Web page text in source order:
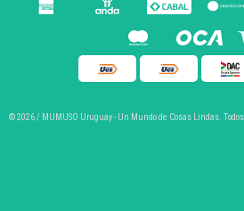
© 2026 / MUMUSO Uruguay - Un Mundo de Cosas Lindas.